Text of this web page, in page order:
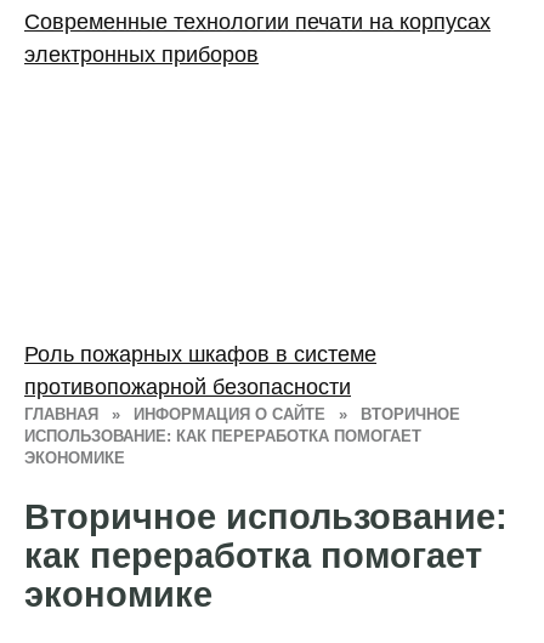
ГЛАВНАЯ » ИНФОРМАЦИЯ О САЙТЕ »
ВТОРИЧНОЕ
ИСПОЛЬЗОВАНИЕ: КАК ПЕРЕРАБОТКА ПОМОГАЕТ
ЭКОНОМИКЕ
Вторичное использование:
как переработка помогает
экономике
Современные технологии печати на корпусах
электронных приборов
Роль пожарных шкафов в системе
противопожарной безопасности